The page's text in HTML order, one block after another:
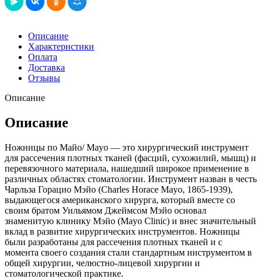
Описание
Характеристики
Оплата
Доставка
Отзывы
Описание
Описание
Ножницы по Майо/ Mayo — это хирургический инструмент
для рассечения плотных тканей (фасций, сухожилий, мышц) и
перевязочного материала, нашедший широкое применение в
различных областях стоматологии. Инструмент назван в честь
Чарльза Горацио Мэйо (Charles Horace Mayo, 1865-1939),
выдающегося американского хирурга, который вместе со
своим братом Уильямом Джеймсом Мэйо основал
знаменитую клинику Мэйо (Mayo Clinic) и внес значительный
вклад в развитие хирургических инструментов. Ножницы
были разработаны для рассечения плотных тканей и с
момента своего создания стали стандартным инструментом в
общей хирургии, челюстно-лицевой хирургии и
стоматологической практике.